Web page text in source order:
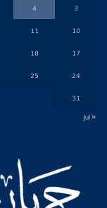
3
4
10
11
17
18
24
25
31
« Jul